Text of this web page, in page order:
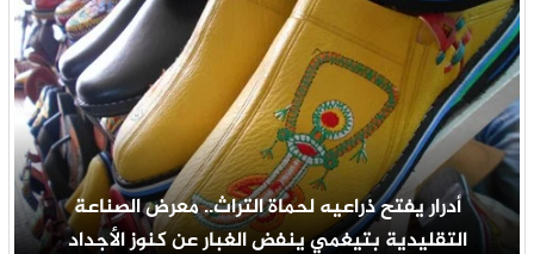
أدرار يفتح ذراعيه لحماة التراث.. معرض الصناعة
التقليدية بتيغمي ينفض الغبار عن كنوز الأجداد